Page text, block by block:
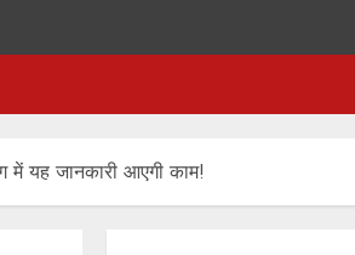
यह जानकारी आएगी काम!